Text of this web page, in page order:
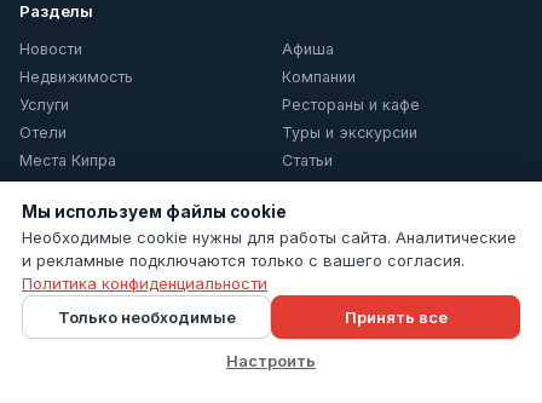
Разделы
Новости
Афиша
Недвижимость
Компании
Услуги
Рестораны и кафе
Отели
Туры и экскурсии
Места Кипра
Статьи
Информация
Контакты
Политика конфиденциальности
Настройки cookie
© 2026 Cyprus Inform. Все права защищены.
Мы используем файлы cookie
Необходимые cookie нужны для работы сайта. Аналитические
и рекламные подключаются только с вашего согласия.
Политика конфиденциальности
Настроить
Только необходимые Принять все